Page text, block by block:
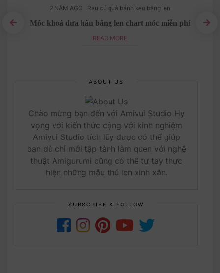
2 NĂM AGO Rau củ quả bánh kẹo bằng len
Móc khoá dưa hấu bằng len chart móc miễn phí
READ MORE
ABOUT US
Chào mừng bạn đến với Amivui Studio Hy
vọng với kiến thức cộng với kinh nghiệm
Amivui Studio tích lũy được có thể giúp
bạn dù chỉ mới tập tành làm quen với nghệ
thuật Amigurumi cũng có thể tự tay thực
hiện những mẫu thú len xinh xắn.
SUBSCRIBE & FOLLOW